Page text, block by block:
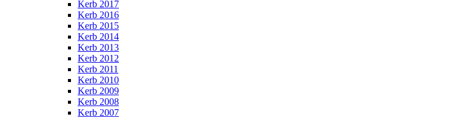
Kerb 2017
Kerb 2016
Kerb 2015
Kerb 2014
Kerb 2013
Kerb 2012
Kerb 2011
Kerb 2010
Kerb 2009
Kerb 2008
Kerb 2007